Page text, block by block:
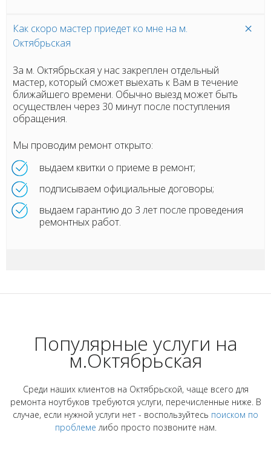
Как скоро мастер приедет ко мне на м.
Октябрьская
За м. Октябрьская у нас закреплен отдельный
мастер, который сможет выехать к Вам в течение
ближайшего времени. Обычно выезд может быть
осуществлен через 30 минут после поступления
обращения.
Мы проводим ремонт открыто:
выдаем квитки о приеме в ремонт;
подписываем официальные договоры;
выдаем гарантию до 3 лет после проведения
ремонтных работ.
Популярные услуги на
м.Октябрьская
Среди наших клиентов на Октябрьской, чаще всего для
ремонта ноутбуков требуются услуги, перечисленные ниже. В
случае, если нужной услуги нет - воспользуйтесь поиском по
проблеме либо просто позвоните нам.